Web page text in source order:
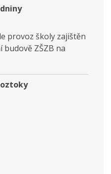
provoz školy zajištěn
budově ZŠZB na